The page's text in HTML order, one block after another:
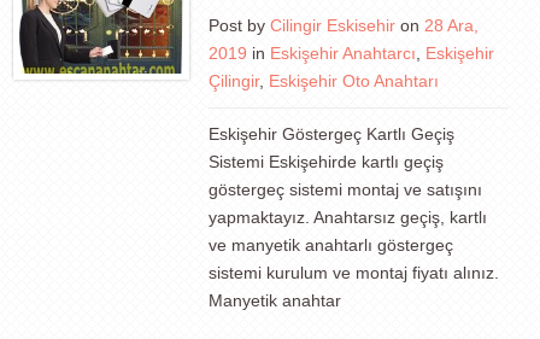
Post byCilingir Eskisehir on 28 Ara,
2019 in Eskişehir Anahtarcı
Eskişehir
Çilingir, Eskişehir Oto Anahtarı
Eskişehir Göstergeç Kartlı Geçiş
Sistemi Eskişehirde kartlı geçiş
göstergeç sistemi montaj ve satışını
yapmaktayız. Anahtarsız geçiş, kartlı
ve manyetik anahtarlı göstergeç
sistemi kurulum ve montaj fiyatı alınız.
Manyetik anahtar